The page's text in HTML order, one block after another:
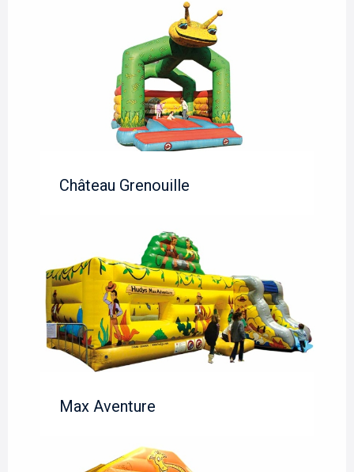
Château Grenouille
Max Aventure